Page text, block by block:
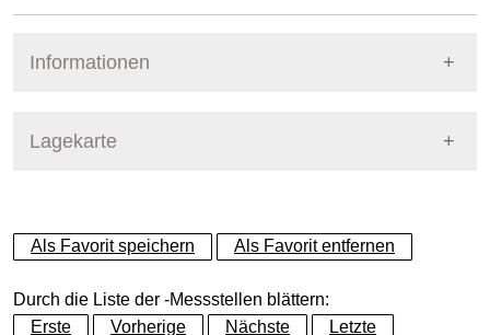
Informationen
Lagekarte
+
−
Als Favorit speichern Als Favorit entfernen
Durch die Liste der -Messstellen blättern:
Erste
Vorherige Nächste Letzte